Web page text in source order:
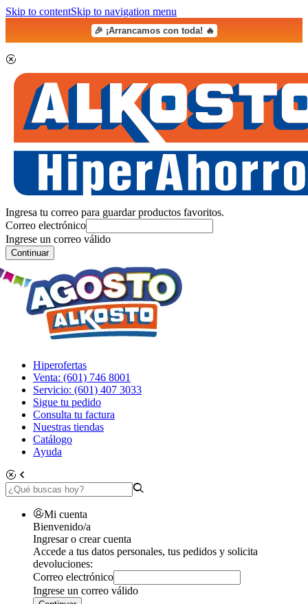
Skip to contentSkip to navigation menu
🎉 ¡Arrancamos con toda! 🔥
Ingresa tu correo para guardar productos favoritos.
Correo electrónico
Ingrese un correo válido
Continuar
Hiperofertas
Venta: (601) 746 8001
Servicio: (601) 407 3033
Sigue tu pedido
Consulta tu factura
Nuestras tiendas
Catálogo
Ayuda
Mi cuenta
Bienvenido/a
Ingresar o crear cuenta
Accede a tus datos personales, tus pedidos y solicita
devoluciones:
Correo electrónico
Ingrese un correo válido